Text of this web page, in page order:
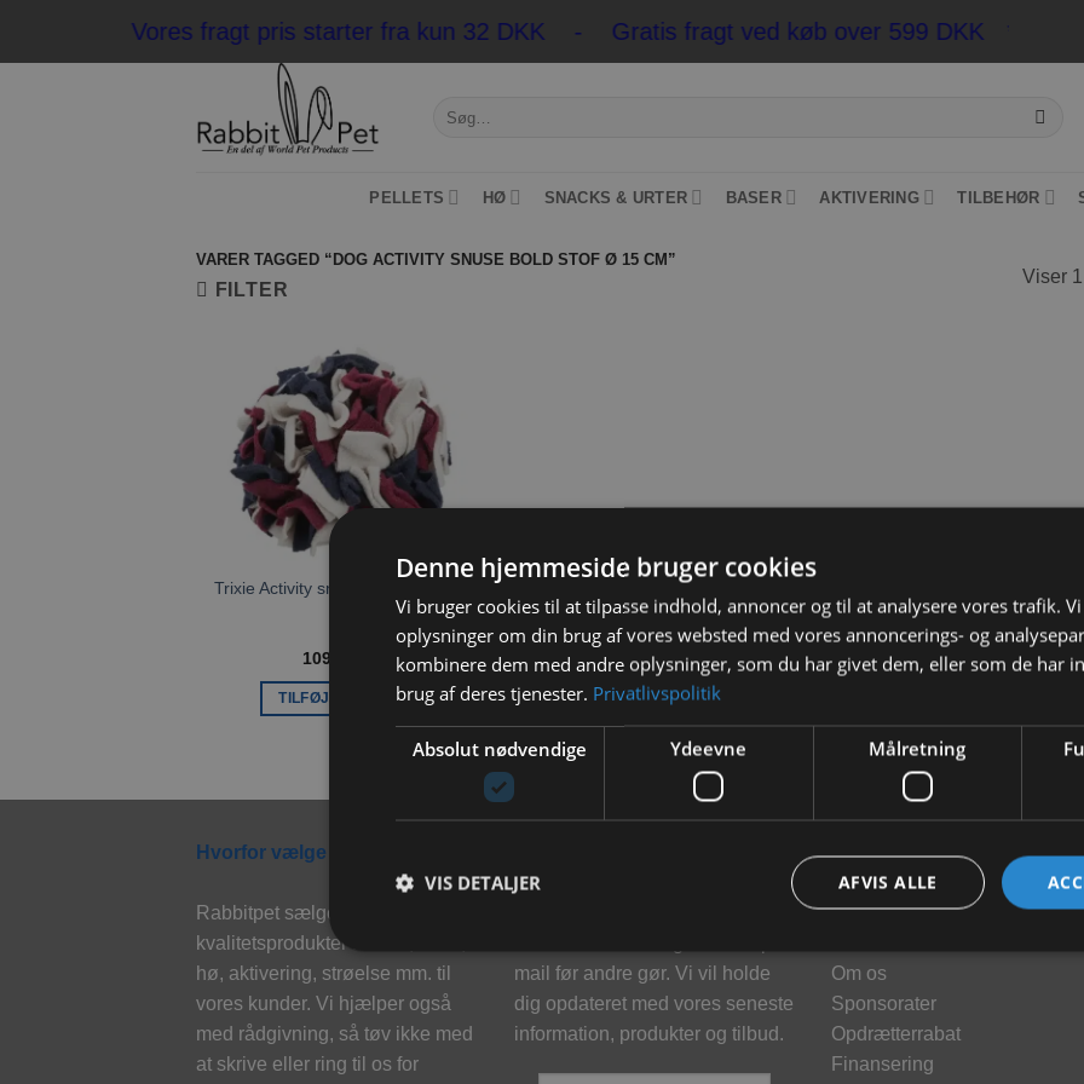
Vores fragt pris starter fra kun 32 DKK - Gratis fragt ved køb over 599 DKK
efter:
PELLETS HØ SNACKS & URTER BASER AKTIVERING TILBEHØR
VARER TAGGED “DOG ACTIVITY SNUSE BOLD STOF Ø 15 CM”
FILTER
Viser
Tilføj til
ønskeliste
Trixie Activity snuse bold stof ø15
109,00
TILFØJ TIL KURV
Hvorfor vælge Rabbitpet?
Rabbitpet sælger ikke kun
kvalitetsprodukter såsom, foder,
hø, aktivering, strøelse mm. til
vores kunder. Vi hjælper også
med rådgivning, så tøv ikke med
at skrive eller ring til os for
mail før andre gør. Vi vil holde
dig opdateret med vores seneste
information, produkter og tilbud.
Information
Kontakt
Om os
Sponsorater
Opdrætterrabat
Finansering
Denne hjemmeside bruger cookies
Vi bruger cookies til at tilpasse indhold, annoncer og til at analysere vores trafik.
oplysninger om din brug af vores websted med vores annoncerings- og
kombinere dem med andre oplysninger, som du har givet dem, eller som de har
brug af deres tjenester. Privatlivspolitik
Absolut nødvendige Ydeevne Målretning
AFVIS ALLE
VIS DETALJER